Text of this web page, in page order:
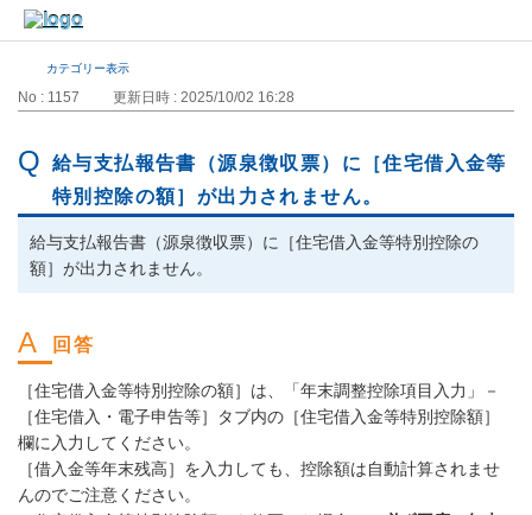
カテゴリー表示
No : 1157 更新日時 : 2025/10/02 16:28
給与支払報告書（源泉徴収票）に［住宅借入金等
特別控除の額］が出力されません。
給与支払報告書（源泉徴収票）に［住宅借入金等特別控除の
額］が出力されません。
［住宅借入金等特別控除の額］は、「年末調整控除項目入力」－
［住宅借入・電子申告等］タブ内の［住宅借入金等特別控除額］
欄に入力してください。
［借入金等年末残高］を入力しても、控除額は自動計算されませ
んのでご注意ください。